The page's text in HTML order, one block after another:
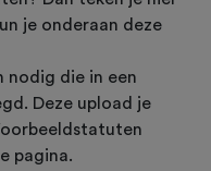
je onderaan deze
nodig die in een
Deze upload je
pagina.